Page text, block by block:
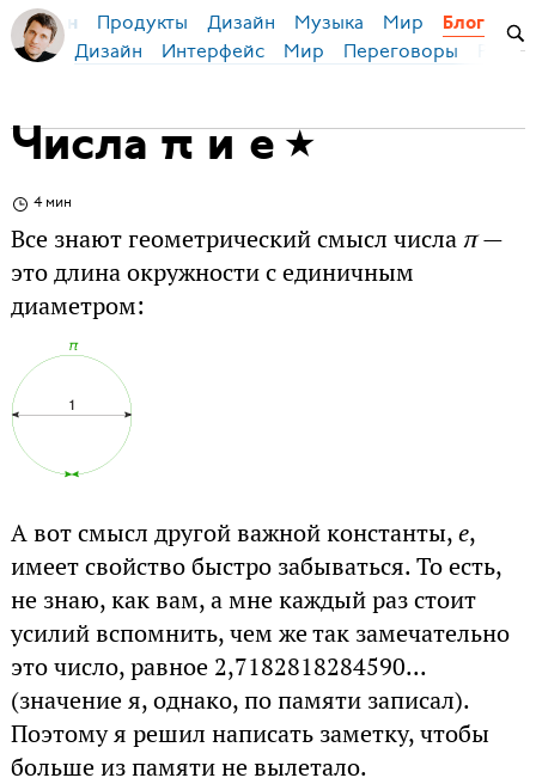
Бирман Продукты Дизайн Музыка Мир Блог
Дизайн Интерфейс Мир Переговоры
Числа π и e
4 мин
Все знают геометрический смысл числаπ—
это длина окружности с единичным
диаметром:
А вот смысл другой важной константы,e,
имеет свойство быстро забываться. То есть,
не знаю, как вам, а мне каждый раз стоит
усилий вспомнить, чем же так замечательно
это число, равное 2,7182818284590...
(значение я, однако, по памяти записал).
Поэтому я решил написать заметку, чтобы
больше из памяти не вылетало.